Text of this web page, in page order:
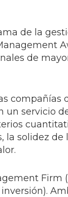
de la
de
compañías
servicio
solidez de
Firm